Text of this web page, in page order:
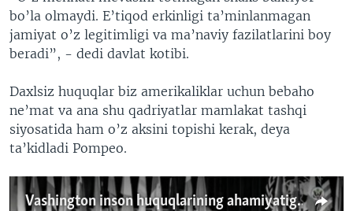
bo’la olmaydi. E’tiqod erkinligi ta’minlanmagan
jamiyat o’z legitimligi va ma’naviy fazilatlarini boy
beradi”, - dedi davlat kotibi.
Daxlsiz huquqlar biz amerikaliklar uchun bebaho
ne’mat va ana shu qadriyatlar mamlakat tashqi
siyosatida ham o’z aksini topishi kerak, deya
ta’kidladi Pompeo.
Vashington inson huquqlarining ahamiyatiga qanday izoh beradi?